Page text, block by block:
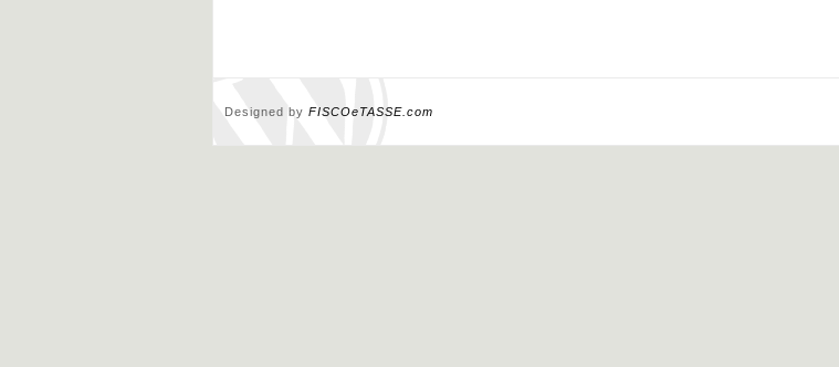
Designed by FISCOeTASSE.com